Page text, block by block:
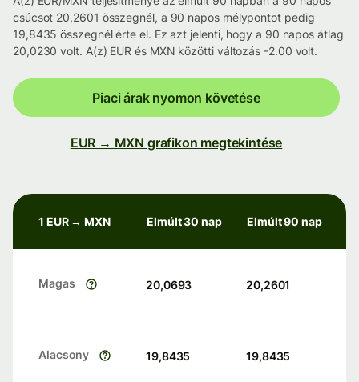
csúcsot 20,2601 összegnél, a 90 napos mélypontot pedig
19,8435 összegnél érte el. Ez azt jelenti, hogy a 90 napos átlag
20,0230 volt. A(z) EUR és MXN közötti változás -2.00 volt.
Piaci árak nyomon követése
EUR → MXN grafikon megtekintése
1 EUR → MXN Elmúlt 30 nap Elmúlt 90 nap
Magas 20,0693 20,2601
Alacsony 19,8435 19,8435